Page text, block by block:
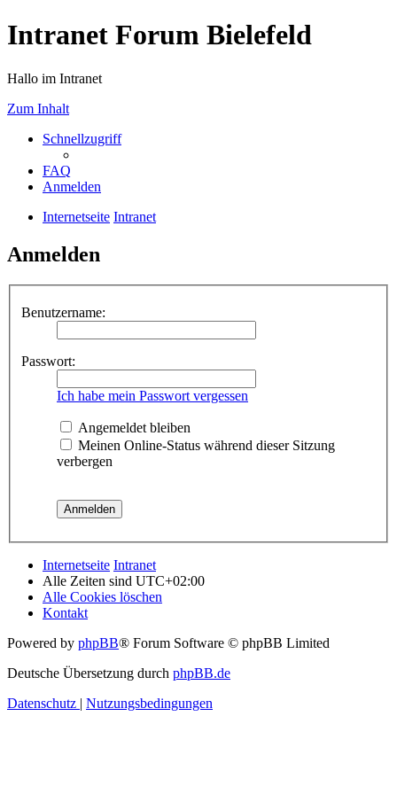
Intranet Forum Bielefeld
Hallo im Intranet
Zum Inhalt
Schnellzugriff
FAQ
Anmelden
Internetseite Intranet
Anmelden
Benutzername:
Passwort:
Ich habe mein Passwort vergessen
Angemeldet bleiben
Meinen Online-Status während dieser Sitzung
verbergen
Internetseite Intranet
Alle Zeiten sind UTC+02:00
Alle Cookies löschen
Kontakt
Powered by phpBB® Forum Software © phpBB Limited
Deutsche Übersetzung durch phpBB.de
Datenschutz | Nutzungsbedingungen